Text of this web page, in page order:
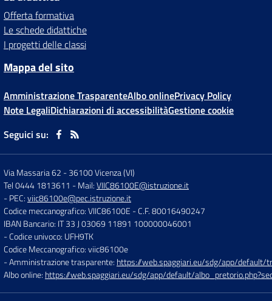
Offerta formativa
Le schede didattiche
I progetti delle classi
Mappa del sito
Amministrazione TrasparenteAlbo onlinePrivacy Policy
Note LegaliDichiarazioni di accessibilitàGestione cookie
Seguici su:
Via Massaria 62 -36100 Vicenza (VI)
Tel 0444 1813611 - Mail:VIIC86100E@istruzione.it
- PEC:viic86100e@pec.istruzione.it
Codice meccanografico: VIIC86100E - C.F. 80016490247
IBAN Bancario: IT 33 J 03069 11891 100000046001
- Codice univoco: UFH9TK
Codice Meccanografico: viic86100e
- Amministrazione trasparente: https://web.spaggiari.eu/sdg/app/default/
Albo online: https://web.spaggiari.eu/sdg/app/default/